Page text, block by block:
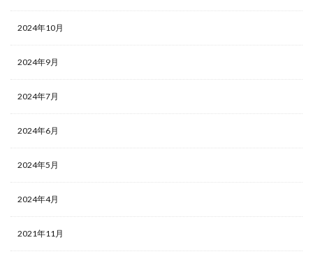
2024年10月
2024年9月
2024年7月
2024年6月
2024年5月
2024年4月
2021年11月